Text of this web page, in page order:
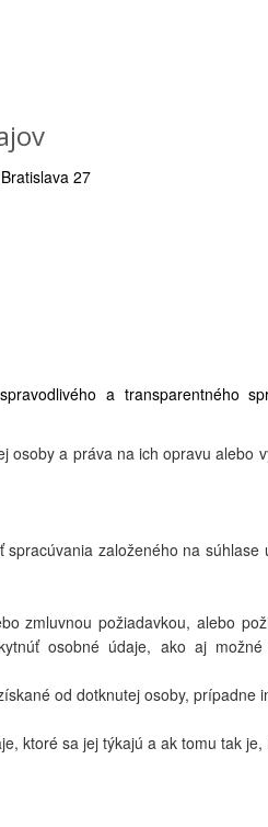
27
a transparentného
osoby a práva na ich opravu alebo
založeného na súhlase
zmluvnou požiadavkou, alebo
osobné údaje, ako aj možné
od dotknutej osoby, prípadne
ktoré sa jej týkajú a ak tomu tak je,